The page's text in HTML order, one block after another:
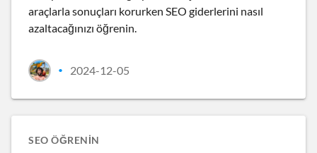
araçlarla sonuçları korurken SEO giderlerini nasıl
azaltacağınızı öğrenin.
• 2024-12-05
SEO ÖĞRENIN